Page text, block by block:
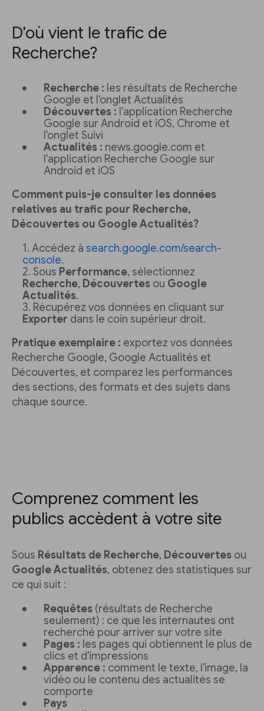
D'où vient le trafic de
Recherche?
Recherche : les résultats de Recherche
Google et l'onglet Actualités
Découvertes : l'application Recherche
Google sur Android et iOS, Chrome et
l'onglet Suivi
Actualités : news.google.com et
l'application Recherche Google sur
Android et iOS
Comment puis-je consulter les données
relatives au trafic pour Recherche,
Découvertes ou Google Actualités?
Accédez à search.google.com/search-
console.
Sous Performance, sélectionnez
Recherche, Découvertes ou Google
Actualités.
Récupérez vos données en cliquant sur
Exporter dans le coin supérieur droit.
Pratique exemplaire : exportez vos données
Recherche Google, Google Actualités et
Découvertes, et comparez les performances
des sections, des formats et des sujets dans
chaque source.
Comprenez comment les
publics accèdent à votre site
Sous Résultats de Recherche, Découvertes ou
Google Actualités, obtenez des statistiques sur
ce qui suit :
Requêtes (résultats de Recherche
seulement) : ce que les internautes ont
recherché pour arriver sur votre site
Pages : les pages qui obtiennent le plus de
clics et d'impressions
Apparence : comment le texte, l'image, la
vidéo ou le contenu des actualités se
comporte
Pays